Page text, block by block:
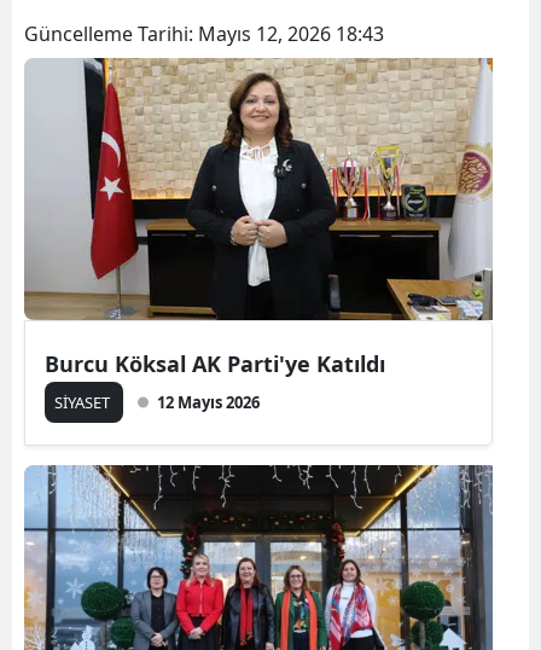
Güncelleme Tarihi: Mayıs 12, 2026 18:43
Burcu Köksal AK Parti'ye Katıldı
SİYASET 12 Mayıs 2026